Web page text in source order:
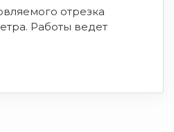
отрезка
Работы ведет